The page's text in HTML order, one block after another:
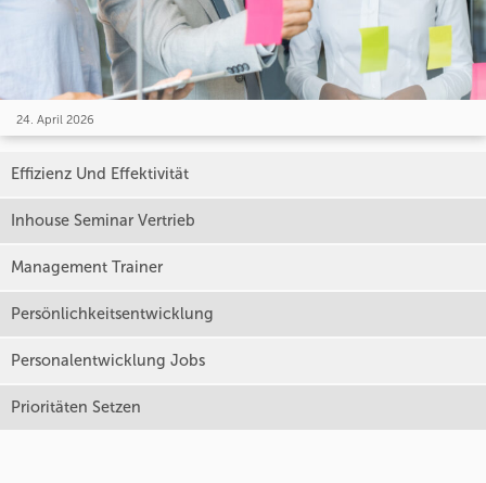
24. April 2026
Effizienz Und Effektivität
Inhouse Seminar Vertrieb
Management Trainer
Persönlichkeitsentwicklung
Personalentwicklung Jobs
Prioritäten Setzen